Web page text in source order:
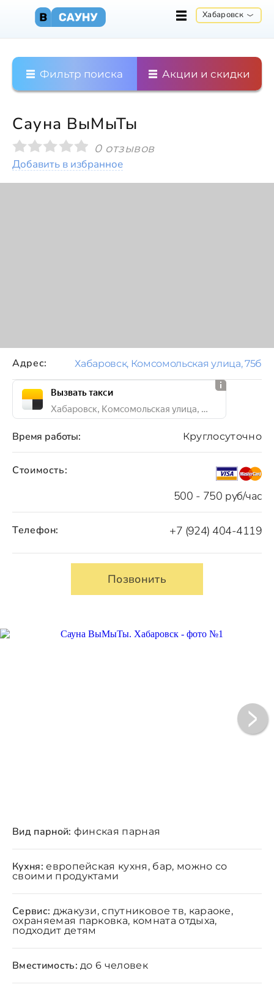
Хабаровск
Фильтр поиска Акции и скидки
Сауна ВыМыТы
0 отзывов
Добавить в избранное
Стоимость:
500 - 750 руб/час
Время работы: Круглосуточно
Телефон: +7 (924) 404-4119
Позвонить
Адрес: Хабаровск, Комсомольская улица, 75б
Вызвать такси
Хабаровск, Комсомольская улица, 75б
Вид парной: финская парная
Кухня: европейская кухня, бар, можно со
своими продуктами
Сервис: джакузи, спутниковое тв, караоке,
охраняемая парковка, комната отдыха,
подходит детям
Вместимость: до 6 человек